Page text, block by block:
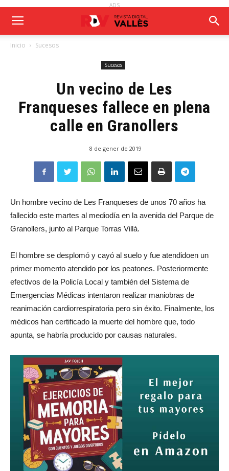
ADS
Inicio Sucesos
Sucesos
Un vecino de Les
Franqueses fallece en plena
calle en Granollers
8 de gener de 2019
Un hombre vecino de Les Franqueses de unos 70 años ha
fallecido este martes al mediodía en la avenida del Parque de
Granollers, junto al Parque Torras Villà.
El hombre se desplomó y cayó al suelo y fue atendidoen un
primer momento atendido por los peatones. Posteriormente
efectivos de la Policía Local y también del Sistema de
Emergencias Médicas intentaron realizar maniobras de
reanimación cardiorrespiratoria pero sin éxito. Finalmente, los
médicos han certificado la muerte del hombre que, todo
apunta, se habría producido por causas naturales.